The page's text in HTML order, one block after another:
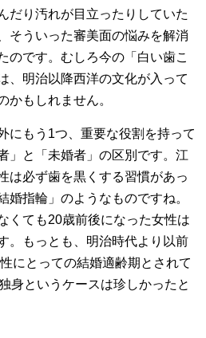
だり汚れが目立ったりしていた
そういった審美面の悩みを解消
のです。むしろ今の「白い歯こ
、明治以降西洋の文化が入って
かもしれません。
にもう1つ、重要な役割を持って
」と「未婚者」の区別です。江
は必ず歯を黒くする習慣があっ
婚指輪」のようなものですね。
くても20歳前後になった女性は
。もっとも、明治時代より以前
にとっての結婚適齢期とされて
身というケースは珍しかったと